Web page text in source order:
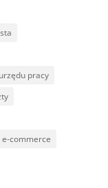
pracy
e-commerce